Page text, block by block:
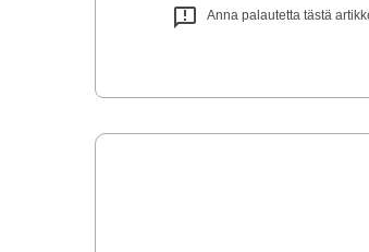
Anna palautetta tästä